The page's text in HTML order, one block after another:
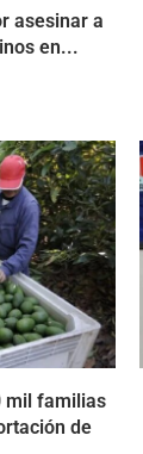
asesinar a
en...
mil familias
de